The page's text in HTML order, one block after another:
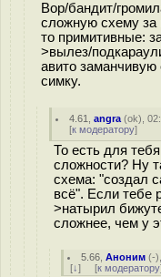
Вор/бандит/
сложную схему за
то примитивные:
>вылез/
авито
симку.
4.61 ,angra (ok),
[к модератору]
То есть для
сложности? Ну
схема: "создал
всё". Если тебе
>натырил
сложнее, чем у
5.66 ,Аноним (-
[↓] [к модератору